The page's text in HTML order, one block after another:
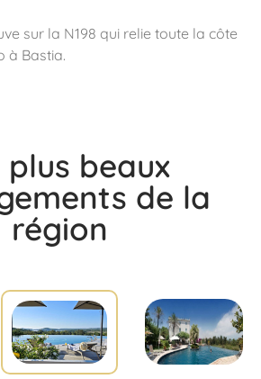
sur la N198 qui relie toute la côte
à Bastia.
plus beaux
de la
région